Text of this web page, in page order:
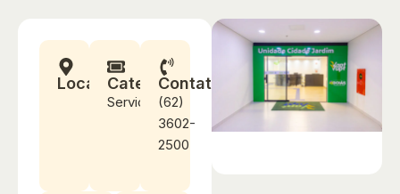
LocalizaçãoCategoria
Serviços
Contato
(62)
3602-
2500